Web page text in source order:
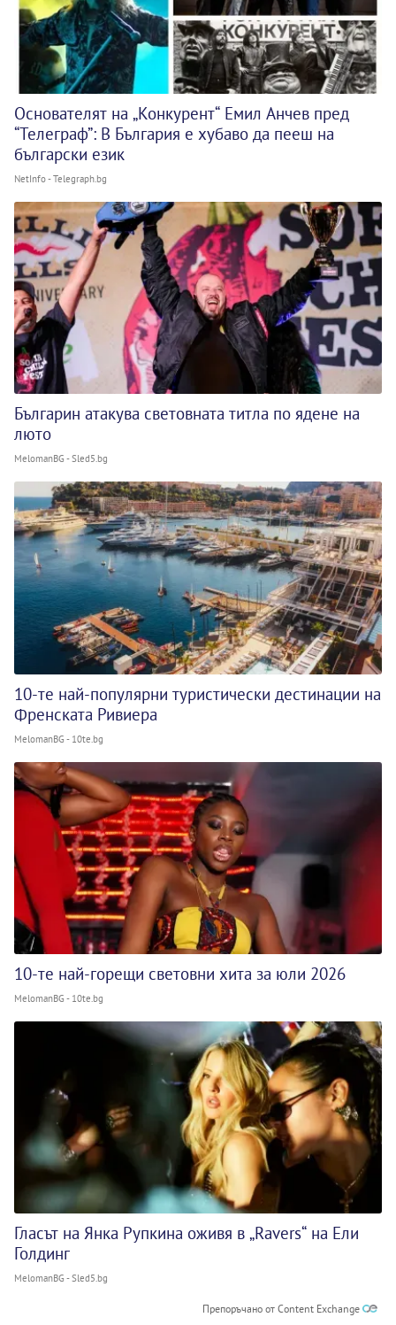
Основателят на „Конкурент“ Емил Анчев пред
“Телеграф”: В България е хубаво да пееш на
български език
NetInfo - Telegraph.bg
Българин атакува световната титла по ядене на
люто
MelomanBG - Sled5.bg
10-те най-популярни туристически дестинации на
Френската Ривиера
MelomanBG - 10te.bg
10-те най-горещи световни хита за юли 2026
MelomanBG - 10te.bg
Гласът на Янка Рупкина оживя в „Ravers“ на Ели
Голдинг
MelomanBG - Sled5.bg
Препоръчано от Content Exchange